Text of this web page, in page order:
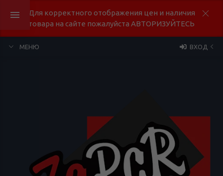
Для корректного отображения цен и наличия
товара на сайте пожалуйста АВТОРИЗУЙТЕСЬ
МЕНЮ ВХОД